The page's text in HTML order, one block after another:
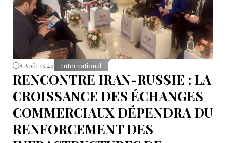
8 Août 15:49 International
RENCONTRE IRAN-RUSSIE : LA
CROISSANCE DES ÉCHANGES
COMMERCIAUX DÉPENDRA DU
RENFORCEMENT DES